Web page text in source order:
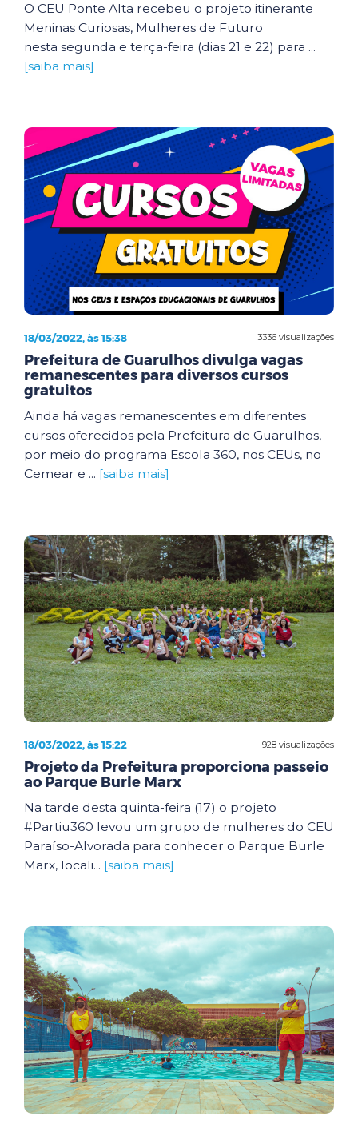
O CEU Ponte Alta recebeu o projeto itinerante
Meninas Curiosas, Mulheres de Futuro
nesta segunda e terça-feira (dias 21 e 22) para ...
[saiba mais]
3336 visualizações
18/03/2022, às 15:38
Prefeitura de Guarulhos divulga vagas
remanescentes para diversos cursos
gratuitos
Ainda há vagas remanescentes em diferentes
cursos oferecidos pela Prefeitura de Guarulhos,
por meio do programa Escola 360, nos CEUs, no
Cemear e ... [saiba mais]
928 visualizações
18/03/2022, às 15:22
Projeto da Prefeitura proporciona passeio
ao Parque Burle Marx
Na tarde desta quinta-feira (17) o projeto
#Partiu360 levou um grupo de mulheres do CEU
Paraíso-Alvorada para conhecer o Parque Burle
Marx, locali... [saiba mais]